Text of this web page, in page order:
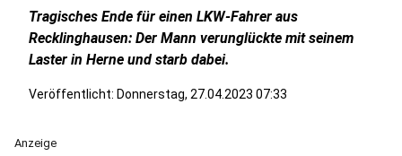
Tragisches Ende für einen LKW-Fahrer aus
Recklinghausen: Der Mann verunglückte mit seinem
Laster in Herne und starb dabei.
Veröffentlicht: Donnerstag, 27.04.2023 07:33
Anzeige